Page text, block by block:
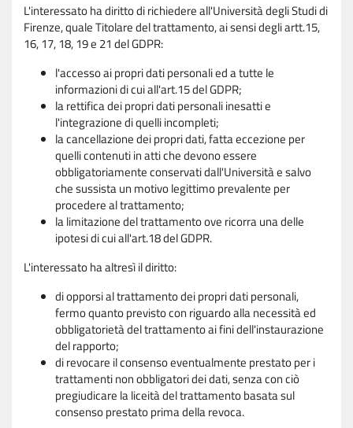
L'interessato ha diritto di richiedere all'Università degli Studi di
Firenze, quale Titolare del trattamento, ai sensi degli artt.15,
16, 17, 18, 19 e 21 del GDPR:
l'accesso ai propri dati personali ed a tutte le
informazioni di cui all'art.15 del GDPR;
la rettifica dei propri dati personali inesatti e
l'integrazione di quelli incompleti;
la cancellazione dei propri dati, fatta eccezione per
quelli contenuti in atti che devono essere
obbligatoriamente conservati dall'Università e salvo
che sussista un motivo legittimo prevalente per
procedere al trattamento;
la limitazione del trattamento ove ricorra una delle
ipotesi di cui all'art.18 del GDPR.
L'interessato ha altresì il diritto:
di opporsi al trattamento dei propri dati personali,
fermo quanto previsto con riguardo alla necessità ed
obbligatorietà del trattamento ai fini dell'instaurazione
del rapporto;
di revocare il consenso eventualmente prestato per i
trattamenti non obbligatori dei dati, senza con ciò
pregiudicare la liceità del trattamento basata sul
consenso prestato prima della revoca.